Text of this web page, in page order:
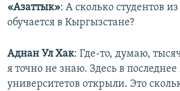
«Азаттык»: А сколько студентов
обучается в Кыргызстане?
Аднан Ул Хак: Где-то, думаю,
я точно не знаю. Здесь в
университетов открыли. Это